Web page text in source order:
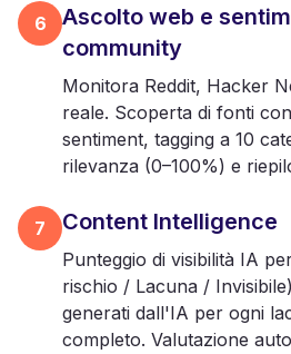
6
Ascolto web e
community
Monitora Reddit, Hacker
reale. Scoperta di fonti
sentiment, tagging a 10
rilevanza (0–100%) e
7 Content Intelligence
Punteggio di visibilità IA
rischio / Lacuna /
generati dall'IA per ogni
completo. Valutazione